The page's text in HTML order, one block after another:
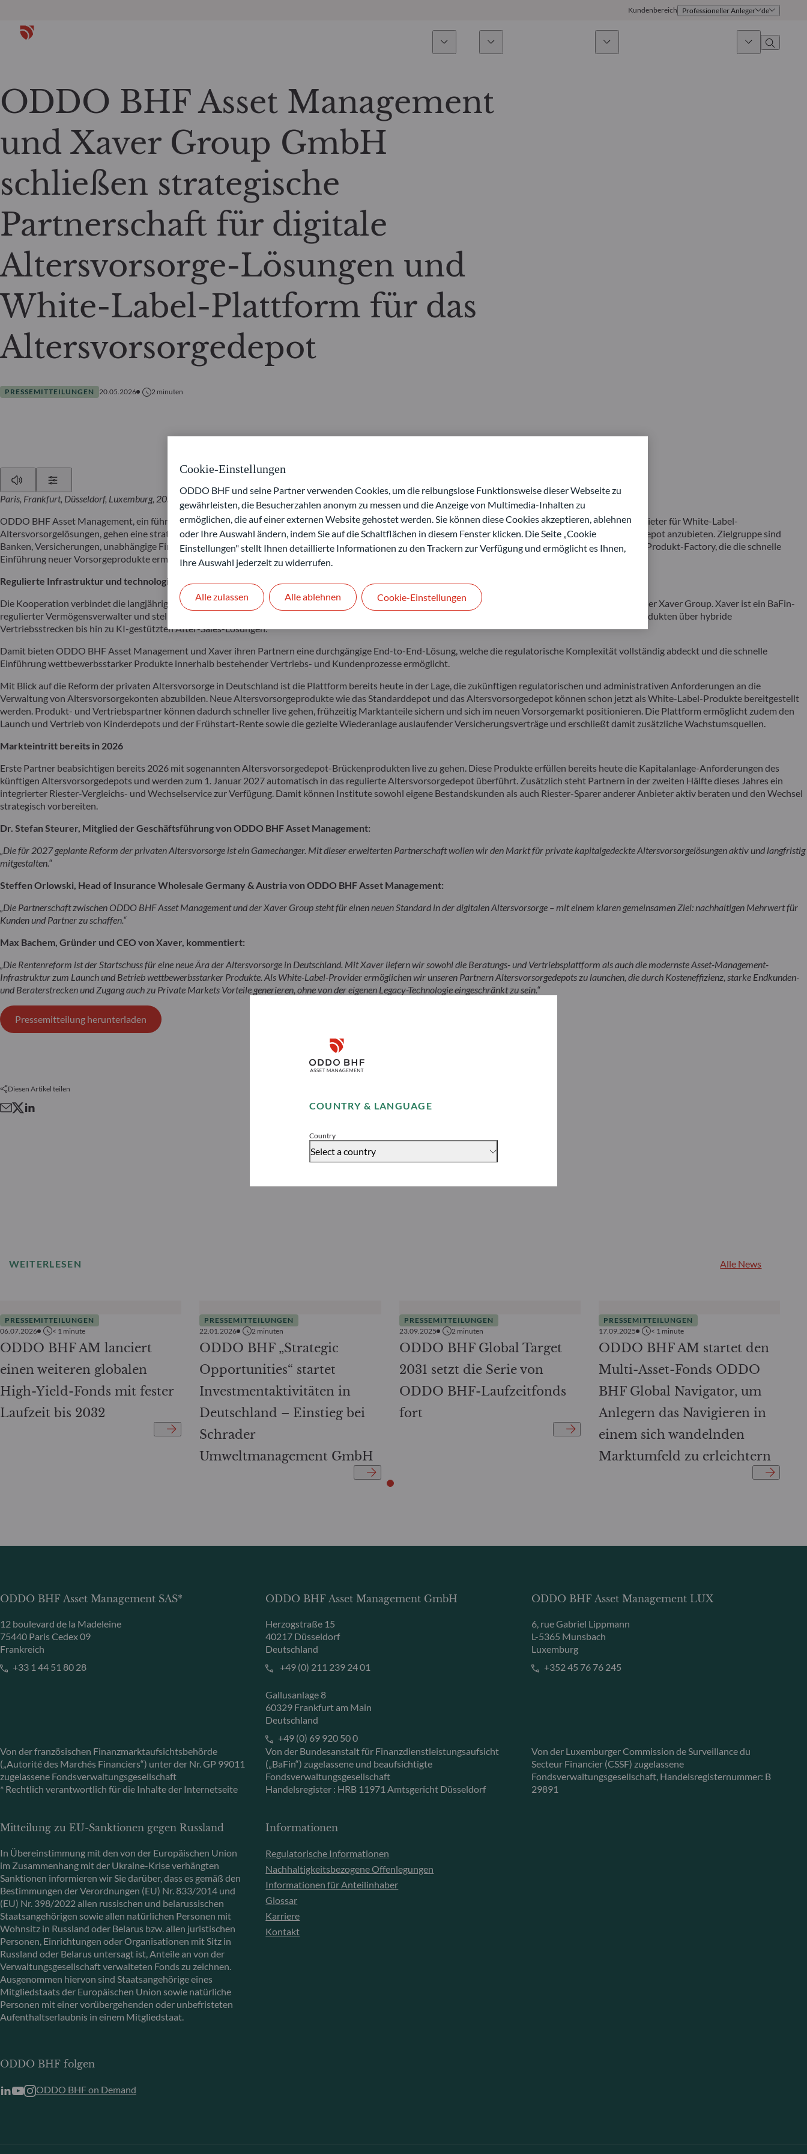
COUNTRY & LANGUAGE
Country
Select a country
Disclaimer
Accept
Kundenbereich Professioneller Anleger de
Aktien
Renten
Aktive ETFs
Private Assets
Fondsauswahl
Partner-Publikumsfonds
ODDO BHF Asset Management
und Xaver Group GmbH
schließen strategische
Partnerschaft für digitale
Altersvorsorge-Lösungen und
White-Label-Plattform für das
Altersvorsorgedepot
PRESSEMITTEILUNGEN 20.05.2026 2 minuten
Paris, Frankfurt, Düsseldorf, Luxemburg, 20. Mai 2026
ODDO BHF Asset Management, ein führender europäischer Vermögensverwalter, und die Xaver Group, ein Fintech-Vermögensverwalter und Technologieanbieter für White-Label-
Altersvorsorgelösungen, gehen eine strategische Partnerschaft ein, um über eine digitale Plattform White-Label-Lösungen rund um das neue Altersvorsorgedepot anzubieten. Zielgruppe sind
Banken, Versicherungen, unabhängige Finanzberater (IFAs) und Non-Financial-Unternehmen. Im Fokus stehen hybride Vertriebsmodelle und eine integrierte Produkt-Factory, die die schnelle
Einführung neuer Vorsorgeprodukte ermöglicht
Regulierte Infrastruktur und technologische Marktführerschaft
Die Kooperation verbindet die langjährige Investmentexpertise von ODDO BHF Asset Management mit der KI-nativen Vertriebs- und Produktinfrastruktur der Xaver Group. Xaver ist ein BaFin-
regulierter Vermögensverwalter und stellt eine modulare, skalierbare Infrastruktur bereit – von der Zertifizierung und dem Management von White-Label-Produkten über hybride
Vertriebsstrecken bis hin zu KI-gestützten After-Sales-Lösungen.
Damit bieten ODDO BHF Asset Management und Xaver ihren Partnern eine durchgängige End-to-End-Lösung, welche die regulatorische Komplexität vollständig abdeckt und die schnelle
Einführung wettbewerbsstarker Produkte innerhalb bestehender Vertriebs- und Kundenprozesse ermöglicht.
Mit Blick auf die Reform der privaten Altersvorsorge in Deutschland ist die Plattform bereits heute in der Lage, die zukünftigen regulatorischen und administrativen Anforderungen an die
Verwaltung von Altersvorsorgekonten abzubilden. Neue Altersvorsorgeprodukte wie das Standarddepot und das Altersvorsorgedepot können schon jetzt als White-Label-Produkte bereitgestellt
werden. Produkt- und Vertriebspartner können dadurch schneller live gehen, frühzeitig Marktanteile sichern und sich im neuen Vorsorgemarkt positionieren. Die Plattform ermöglicht zudem den
Launch und Vertrieb von Kinderdepots und der Frühstart-Rente sowie die gezielte Wiederanlage auslaufender Versicherungsverträge und erschließt damit zusätzliche Wachstumsquellen.
Markteintritt bereits in 2026
Erste Partner beabsichtigen bereits 2026 mit sogenannten Altersvorsorgedepot-Brückenprodukten live zu gehen. Diese Produkte erfüllen bereits heute die Kapitalanlage-Anforderungen des
künftigen Altersvorsorgedepots und werden zum 1. Januar 2027 automatisch in das regulierte Altersvorsorgedepot überführt. Zusätzlich steht Partnern in der zweiten Hälfte dieses Jahres ein
integrierter Riester-Vergleichs- und Wechselservice zur Verfügung. Damit können Institute sowohl eigene Bestandskunden als auch Riester-Sparer anderer Anbieter aktiv beraten und den Wechsel
strategisch vorbereiten.
Dr. Stefan Steurer, Mitglied der Geschäftsführung von ODDO BHF Asset Management:
„Die für 2027 geplante Reform der privaten Altersvorsorge ist ein Gamechanger. Mit dieser erweiterten Partnerschaft wollen wir den Markt für private kapitalgedeckte Altersvorsorgelösungen aktiv und langfristig
mitgestalten.“
Steffen Orlowski, Head of Insurance Wholesale Germany & Austria von ODDO BHF Asset Management:
„Die Partnerschaft zwischen ODDO BHF Asset Management und der Xaver Group steht für einen neuen Standard in der digitalen Altersvorsorge – mit einem klaren gemeinsamen Ziel: nachhaltigen Mehrwert für
Kunden und Partner zu schaffen.“
Max Bachem, Gründer und CEO von Xaver, kommentiert:
„Die Rentenreform ist der Startschuss für eine neue Ära der Altersvorsorge in Deutschland. Mit Xaver liefern wir sowohl die Beratungs- und Vertriebsplattform als auch die modernste Asset-Management-
Infrastruktur zum Launch und Betrieb wettbewerbsstarker Produkte. Als White-Label-Provider ermöglichen wir unseren Partnern Altersvorsorgedepots zu launchen, die durch Kosteneffizienz, starke Endkunden-
und Beraterstrecken und Zugang auch zu Private Markets Vorteile generieren, ohne von der eigenen Legacy-Technologie eingeschränkt zu sein.“
Pressemitteilung herunterladen
Diesen Artikel teilen
WEITERLESEN Alle News
PRESSEMITTEILUNGEN
06.07.2026
< 1 minute
ODDO BHF AM lanciert
einen weiteren globalen
High-Yield-Fonds mit fester
Laufzeit bis 2032
PRESSEMITTEILUNGEN
22.01.2026
2 minuten
ODDO BHF „Strategic
Opportunities“ startet
Investmentaktivitäten in
Deutschland – Einstieg bei
Schrader
Umweltmanagement GmbH
PRESSEMITTEILUNGEN
23.09.2025
2 minuten
ODDO BHF Global Target
2031 setzt die Serie von
ODDO BHF-Laufzeitfonds
fort
PRESSEMITTEILUNGEN
17.09.2025
< 1 minute
ODDO BHF AM startet den
Multi-Asset-Fonds ODDO
BHF Global Navigator, um
Anlegern das Navigieren in
einem sich wandelnden
Marktumfeld zu erleichtern
ODDO BHF Asset Management SAS*
12 boulevard de la Madeleine
75440 Paris Cedex 09
Frankreich
+33 1 44 51 80 28
Von der französischen Finanzmarktaufsichtsbehörde
(„Autorité des Marchés Financiers“) unter der Nr. GP 99011
zugelassene Fondsverwaltungsgesellschaft
* Rechtlich verantwortlich für die Inhalte der Internetseite
ODDO BHF Asset Management GmbH
Herzogstraße 15
40217 Düsseldorf
Deutschland
+49 (0) 211 239 24 01
Gallusanlage 8
60329 Frankfurt am Main
Deutschland
+49 (0) 69 920 50 0
Von der Bundesanstalt für Finanzdienstleistungsaufsicht
(„BaFin“) zugelassene und beaufsichtigte
Fondsverwaltungsgesellschaft
Handelsregister : HRB 11971 Amtsgericht Düsseldorf
ODDO BHF Asset Management LUX
6, rue Gabriel Lippmann
L-5365 Munsbach
Luxemburg
+352 45 76 76 245
Von der Luxemburger Commission de Surveillance du
Secteur Financier (CSSF) zugelassene
Fondsverwaltungsgesellschaft, Handelsregisternummer: B
29891
Mitteilung zu EU-Sanktionen gegen Russland
In Übereinstimmung mit den von der Europäischen Union
im Zusammenhang mit der Ukraine-Krise verhängten
Sanktionen informieren wir Sie darüber, dass es gemäß den
Bestimmungen der Verordnungen (EU) Nr. 833/2014 und
(EU) Nr. 398/2022 allen russischen und belarussischen
Staatsangehörigen sowie allen natürlichen Personen mit
Wohnsitz in Russland oder Belarus bzw. allen juristischen
Personen, Einrichtungen oder Organisationen mit Sitz in
Russland oder Belarus untersagt ist, Anteile an von der
Verwaltungsgesellschaft verwalteten Fonds zu zeichnen.
Ausgenommen hiervon sind Staatsangehörige eines
Mitgliedstaats der Europäischen Union sowie natürliche
Personen mit einer vorübergehenden oder unbefristeten
Aufenthaltserlaubnis in einem Mitgliedstaat.
Informationen
Regulatorische Informationen
Nachhaltigkeitsbezogene Offenlegungen
Informationen für Anteilinhaber
Glossar
Karriere
Kontakt
ODDO BHF folgen
ODDO BHF on Demand
Cookie-Einstellungen
ODDO BHF und seine Partner verwenden Cookies, um die reibungslose Funktionsweise dieser Webseite zu
gewährleisten, die Besucherzahlen anonym zu messen und die Anzeige von Multimedia-Inhalten zu
ermöglichen, die auf einer externen Website gehostet werden. Sie können diese Cookies akzeptieren, ablehnen
oder Ihre Auswahl ändern, indem Sie auf die Schaltflächen in diesem Fenster klicken. Die Seite „Cookie
Einstellungen" stellt Ihnen detaillierte Informationen zu den Trackern zur Verfügung und ermöglicht es Ihnen,
Ihre Auswahl jederzeit zu widerrufen.
Alle ablehnen
Alle zulassen Cookie-Einstellungen